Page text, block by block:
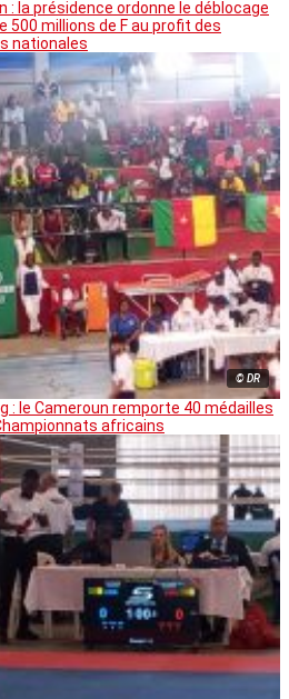
: la présidence ordonne le déblocage
500 millions de F au profit des
nationales
© DR
: le Cameroun remporte 40 médailles
africains